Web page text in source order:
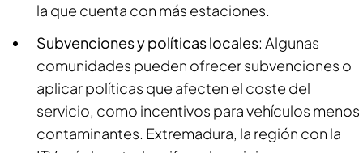
la que cuenta con más estaciones.
Subvenciones y políticas locales: Algunas
comunidades pueden ofrecer subvenciones o
aplicar políticas que afecten el coste del
servicio, como incentivos para vehículos menos
contaminantes. Extremadura, la región con la